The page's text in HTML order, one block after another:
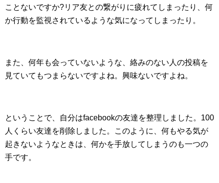
ことないですか?リア友との繋がりに疲れてしまったり、何
か行動を監視されているような気になってしまったり。
また、何年も会っていないような、絡みのない人の投稿を
見ていてもつまらないですよね。興味ないですよね。
ということで、自分はfacebookの友達を整理しました。100
人くらい友達を削除しました。このように、何もやる気が
起きないようなときは、何かを手放してしまうのも一つの
手です。